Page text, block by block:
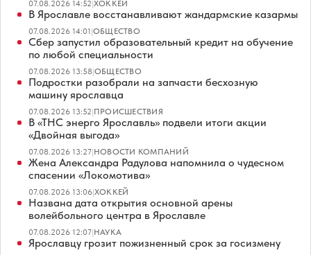
07.08.2026 14:52|ХОККЕЙ
В Ярославле восстанавливают жандармские казармы
07.08.2026 14:01|ОБЩЕСТВО
Сбер запустил образовательный кредит на обучение
по любой специальности
07.08.2026 13:58|ОБЩЕСТВО
Подростки разобрали на запчасти бесхозную
машину ярославца
07.08.2026 13:52|ПРОИСШЕСТВИЯ
В «ТНС энерго Ярославль» подвели итоги акции
«Двойная выгода»
07.08.2026 13:27|НОВОСТИ КОМПАНИЙ
Жена Александра Радулова напомнила о чудесном
спасении «Локомотива»
07.08.2026 13:06|ХОККЕЙ
Названа дата открытия основной арены
волейбольного центра в Ярославле
07.08.2026 12:07|НАУКА
Ярославцу грозит пожизненный срок за госизмену